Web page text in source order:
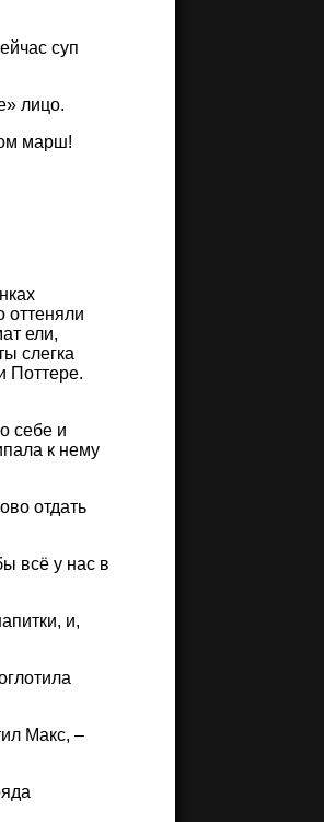
суп
лицо.
марш!
оттеняли
ели,
слегка
Поттере.
себе и
к нему
отдать
всё у нас в
и,
Макс, –